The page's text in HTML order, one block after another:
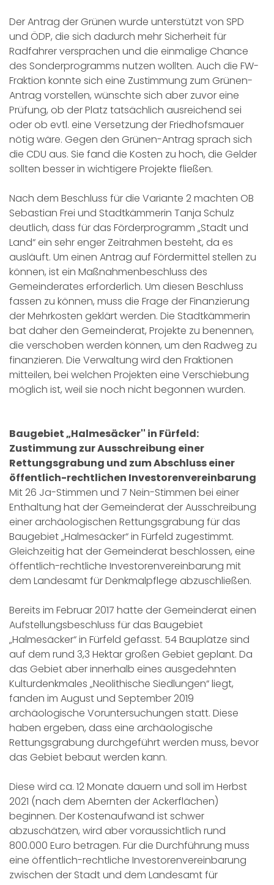
Der Antrag der Grünen wurde unterstützt von SPD
und ÖDP, die sich dadurch mehr Sicherheit für
Radfahrer versprachen und die einmalige Chance
des Sonderprogramms nutzen wollten. Auch die FW-
Fraktion konnte sich eine Zustimmung zum Grünen-
Antrag vorstellen, wünschte sich aber zuvor eine
Prüfung, ob der Platz tatsächlich ausreichend sei
oder ob evtl. eine Versetzung der Friedhofsmauer
nötig wäre. Gegen den Grünen-Antrag sprach sich
die CDU aus. Sie fand die Kosten zu hoch, die Gelder
sollten besser in wichtigere Projekte fließen.
Nach dem Beschluss für die Variante 2 machten OB
Sebastian Frei und Stadtkämmerin Tanja Schulz
deutlich, dass für das Förderprogramm „Stadt und
Land“ ein sehr enger Zeitrahmen besteht, da es
ausläuft. Um einen Antrag auf Fördermittel stellen zu
können, ist ein Maßnahmenbeschluss des
Gemeinderates erforderlich. Um diesen Beschluss
fassen zu können, muss die Frage der Finanzierung
der Mehrkosten geklärt werden. Die Stadtkämmerin
bat daher den Gemeinderat, Projekte zu benennen,
die verschoben werden können, um den Radweg zu
finanzieren. Die Verwaltung wird den Fraktionen
mitteilen, bei welchen Projekten eine Verschiebung
möglich ist, weil sie noch nicht begonnen wurden.
Baugebiet „Halmesäcker'' in Fürfeld:
Zustimmung zur Ausschreibung einer
Rettungsgrabung und zum Abschluss einer
öffentlich-rechtlichen Investorenvereinbarung
Mit 26 Ja-Stimmen und 7 Nein-Stimmen bei einer
Enthaltung hat der Gemeinderat der Ausschreibung
einer archäologischen Rettungsgrabung für das
Baugebiet „Halmesäcker“ in Fürfeld zugestimmt.
Gleichzeitig hat der Gemeinderat beschlossen, eine
öffentlich-rechtliche Investorenvereinbarung mit
dem Landesamt für Denkmalpflege abzuschließen.
Bereits im Februar 2017 hatte der Gemeinderat einen
Aufstellungsbeschluss für das Baugebiet
„Halmesäcker“ in Fürfeld gefasst. 54 Bauplätze sind
auf dem rund 3,3 Hektar großen Gebiet geplant. Da
das Gebiet aber innerhalb eines ausgedehnten
Kulturdenkmales „Neolithische Siedlungen“ liegt,
fanden im August und September 2019
archäologische Voruntersuchungen statt. Diese
haben ergeben, dass eine archäologische
Rettungsgrabung durchgeführt werden muss, bevor
das Gebiet bebaut werden kann.
Diese wird ca. 12 Monate dauern und soll im Herbst
2021 (nach dem Abernten der Ackerflächen)
beginnen. Der Kostenaufwand ist schwer
abzuschätzen, wird aber voraussichtlich rund
800.000 Euro betragen. Für die Durchführung muss
eine öffentlich-rechtliche Investorenvereinbarung
zwischen der Stadt und dem Landesamt für